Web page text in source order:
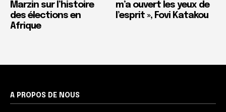
Marzin sur l’histoire
des élections en
Afrique
m’a ouvert les yeux de
l’esprit », Fovi Katakou
A PROPOS DE NOUS